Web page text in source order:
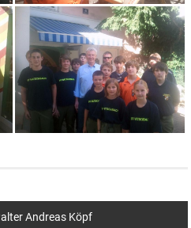
Andreas Köpf